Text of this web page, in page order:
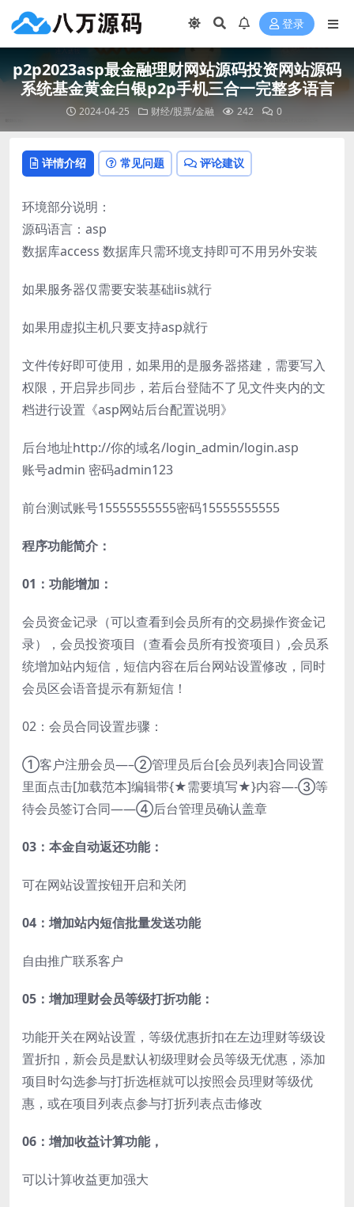
登录
p2p2023asp最金融理财网站源码投资网站源码
系统基金黄金白银p2p手机三合一完整多语言
2024-04-25 财经/股票/金融 242 0
详情介绍 常见问题 评论建议
环境部分说明：
源码语言：asp
数据库access 数据库只需环境支持即可不用另外安装
如果服务器仅需要安装基础iis就行
如果用虚拟主机只要支持asp就行
文件传好即可使用，如果用的是服务器搭建，需要写入
权限，开启异步同步，若后台登陆不了见文件夹内的文
档进行设置《asp网站后台配置说明》
后台地址http://你的域名/login_admin/login.asp
账号admin 密码admin123
前台测试账号15555555555密码15555555555
程序功能简介：
01：功能增加：
会员资金记录（可以查看到会员所有的交易操作资金记
录），会员投资项目（查看会员所有投资项目）,会员系
统增加站内短信，短信内容在后台网站设置修改，同时
会员区会语音提示有新短信！
02：会员合同设置步骤：
①客户注册会员—–②管理员后台[会员列表]合同设置
里面点击[加载范本]编辑带{★需要填写★}内容—-③等
待会员签订合同——④后台管理员确认盖章
03：本金自动返还功能：
可在网站设置按钮开启和关闭
04：增加站内短信批量发送功能
自由推广联系客户
05：增加理财会员等级打折功能：
功能开关在网站设置，等级优惠折扣在左边理财等级设
置折扣，新会员是默认初级理财会员等级无优惠，添加
项目时勾选参与打折选框就可以按照会员理财等级优
惠，或在项目列表点参与打折列表点击修改
06：增加收益计算功能，
可以计算收益更加强大